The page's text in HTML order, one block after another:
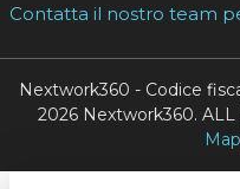
Contatta il nostro team
Nextwork360 - Codice
2026 Nextwork360. ALL